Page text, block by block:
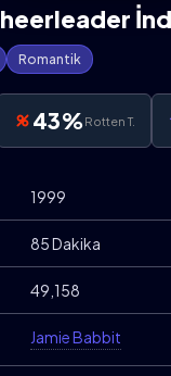
Romantik
43%Rotten T.
1999
85 Dakika
49,158
Jamie Babbit